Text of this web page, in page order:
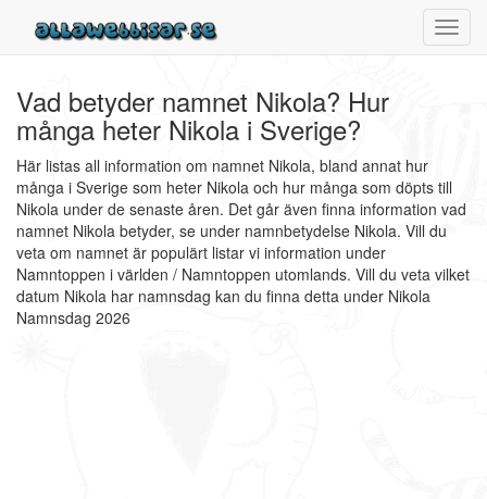
Vad betyder namnet Nikola? Hur
många heter Nikola i Sverige?
Här listas all information om namnet Nikola, bland annat hur
många i Sverige som heter Nikola och hur många som döpts till
Nikola under de senaste åren. Det går även finna information vad
namnet Nikola betyder, se under namnbetydelse Nikola. Vill du
veta om namnet är populärt listar vi information under
Namntoppen i världen / Namntoppen utomlands. Vill du veta vilket
datum Nikola har namnsdag kan du finna detta under Nikola
Namnsdag 2026